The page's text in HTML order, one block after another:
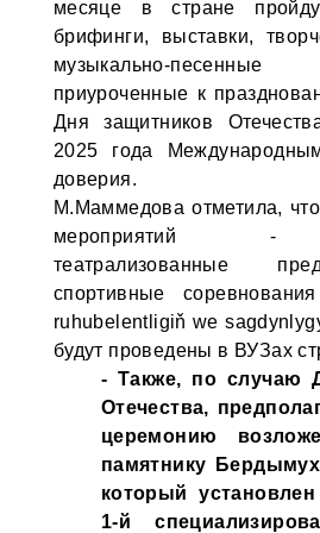
месяце в стране
брифинги, выставки,
музыкально-
приуроченные к
Дня защитников
2025 года
доверия.
М.Маммедова отметила,
мероприятий -
театрализованные
спортивные
ruhubelentligiň we
будут проведены в ВУЗах
- Также, по случаю
Отечества,
церемонию
памятнику
который
1-й